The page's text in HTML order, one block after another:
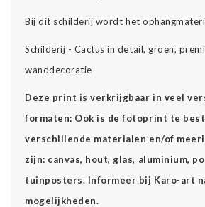
Bij dit schilderij wordt het
Schilderij - Cactus in detail, groen,
wanddecoratie
Deze print is verkrijgbaar in veel
formaten: Ook is de fotoprint te
verschillende materialen en/of
zijn: canvas, hout, glas, aluminium,
tuinposters. Informeer bij Karo-art
mogelijkheden.